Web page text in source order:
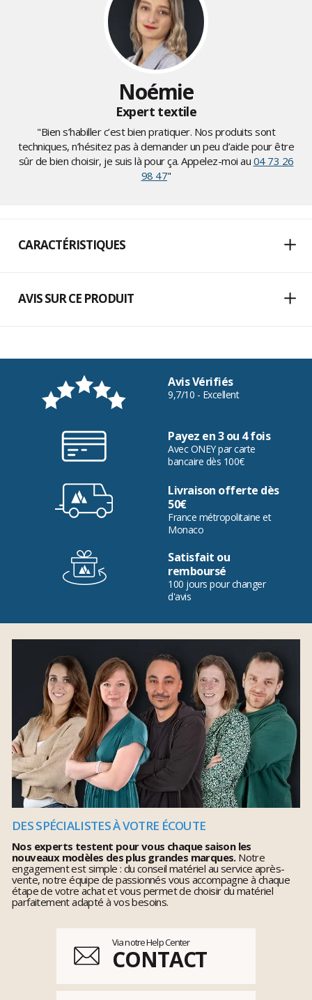
Noémie
Expert textile
"Bien s’habiller c’est bien pratiquer. Nos produits sont
techniques, n’hésitez pas à demander un peu d’aide pour être
sûr de bien choisir, je suis là pour ça. Appelez-moi au 04 73 26
98 47"
CARACTÉRISTIQUES
AVIS SUR CE PRODUIT
Avis Vérifiés
9,7/10 - Excellent
Payez en 3 ou 4 fois
Avec ONEY par carte
bancaire dès 100€
Livraison offerte dès
50€
France métropolitaine et
Monaco
Satisfait ou
remboursé
100 jours pour changer
d'avis
DES SPÉCIALISTES À VOTRE ÉCOUTE
Nos experts testent pour vous chaque saison les
nouveaux modèles des plus grandes marques.Notre
engagement est simple : du conseil matériel au service après-
vente, notre équipe de passionnés vous accompagne à chaque
étape de votre achat et vous permet de choisir du matériel
parfaitement adapté à vos besoins.
Via notre Help Center
CONTACT